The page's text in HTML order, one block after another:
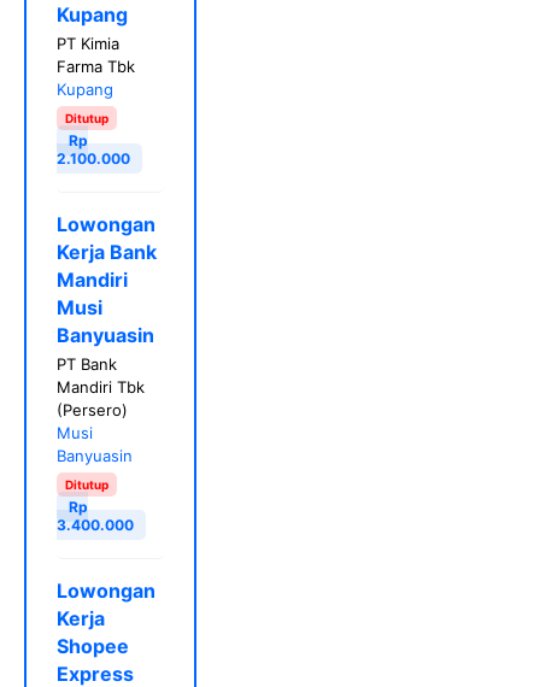
Kupang
PT Kimia
Farma Tbk
Kupang
Ditutup
Rp
2.100.000
Lowongan
Kerja Bank
Mandiri
Musi
Banyuasin
PT Bank
Mandiri Tbk
(Persero)
Musi
Banyuasin
Ditutup
Rp
3.400.000
Lowongan
Kerja
Shopee
Express